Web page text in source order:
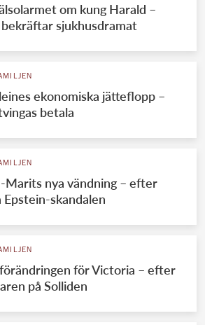
om kung Harald –
sjukhusdramat
ekonomiska jätteflopp –
betala
Marits nya vändning – efter
Epstein-skandalen
för Victoria – efter
på Solliden